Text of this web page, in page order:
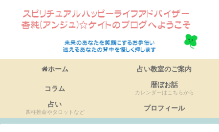
ホーム 占い教室のご案内
コラム 暦ぼお話
カレンダーはこちらから
占い
四柱推命やタロットなど プロフィール